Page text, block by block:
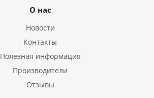
О нас
Новости
Контакты
Полезная информация
Производители
Отзывы